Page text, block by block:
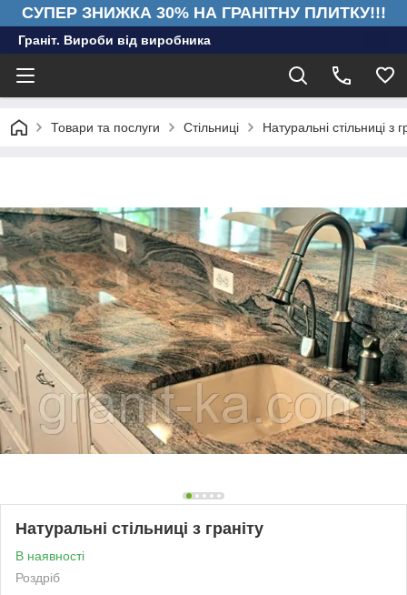
СУПЕР ЗНИЖКА 30% НА ГРАНІТНУ ПЛИТКУ!!!
Граніт. Вироби від виробника
Товари та послуги Стільниці Натуральні стільниці з
Натуральні стільниці з граніту
В наявності
Роздріб